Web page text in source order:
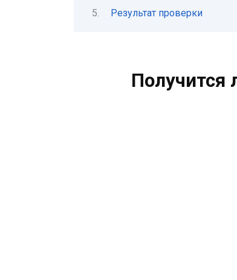
Результат проверки
Получится